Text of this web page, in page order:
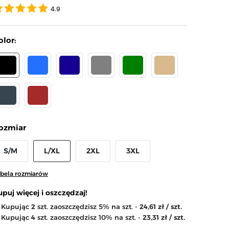
4.9
S/M L/XL 2XL 3XL
rozmiarów
więcej i oszczędzaj!
Kupując 2 szt. zaoszczędzisz 5% na szt. - 24,61 zł / szt.
Kupując 4 szt. zaoszczędzisz 10% na szt. - 23,31 zł / szt.